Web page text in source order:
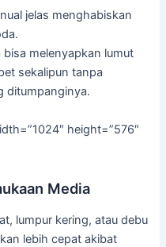
jelas menghabiskan
melenyapkan lumut
sekalipun tanpa
ditumpanginya.
height=”576″
Media
lumpur kering, atau debu
lebih cepat akibat